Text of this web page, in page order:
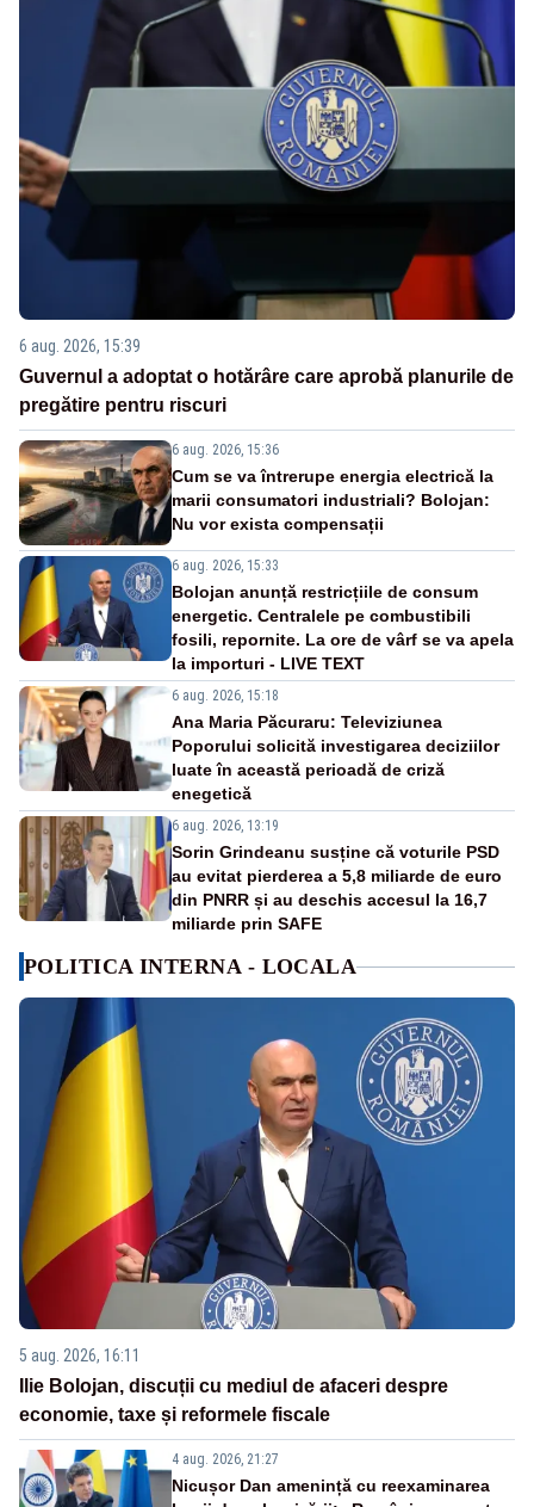
6 aug. 2026, 15:39
Guvernul a adoptat o hotărâre care aprobă planurile de
pregătire pentru riscuri
6 aug. 2026, 15:36
Cum se va întrerupe energia electrică la
marii consumatori industriali? Bolojan:
Nu vor exista compensații
6 aug. 2026, 15:33
Bolojan anunță restricțiile de consum
energetic. Centralele pe combustibili
fosili, repornite. La ore de vârf se va apela
la importuri - LIVE TEXT
6 aug. 2026, 15:18
Ana Maria Păcuraru: Televiziunea
Poporului solicită investigarea deciziilor
luate în această perioadă de criză
enegetică
6 aug. 2026, 13:19
Sorin Grindeanu susține că voturile PSD
au evitat pierderea a 5,8 miliarde de euro
din PNRR și au deschis accesul la 16,7
miliarde prin SAFE
POLITICA INTERNA - LOCALA
5 aug. 2026, 16:11
Ilie Bolojan, discuții cu mediul de afaceri despre
economie, taxe și reformele fiscale
4 aug. 2026, 21:27
Nicușor Dan amenință cu reexaminarea